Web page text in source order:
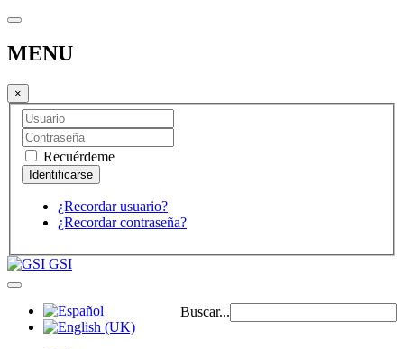
MENU
×
Recuérdeme
¿Recordar usuario?
¿Recordar contraseña?
GSI
Buscar...